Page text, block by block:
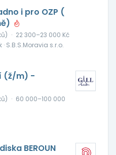
i pro OZP (
· 22 300–23 000 Kč
S.B.S.Moravia s.r.o.
(ž/m) -
· 60 000–100 000
BEROUN